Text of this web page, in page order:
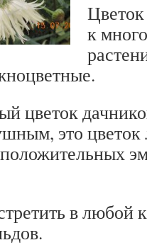
к
цветок
это
в любой